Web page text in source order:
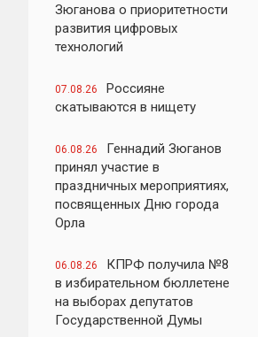
Зюганова о приоритетности
развития цифровых
технологий
07.08.26
Россияне
скатываются в нищету
06.08.26
Геннадий Зюганов
принял участие в
праздничных мероприятиях,
посвященных Дню города
Орла
06.08.26
КПРФ получила №8
в избирательном бюллетене
на выборах депутатов
Государственной Думы